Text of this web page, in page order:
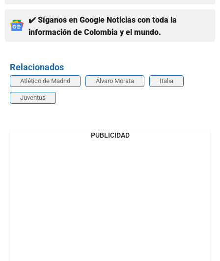
✔️ Síganos en Google Noticias con toda la
información de Colombia y el mundo.
Relacionados
Atlético de Madrid Álvaro Morata Italia
Juventus
PUBLICIDAD